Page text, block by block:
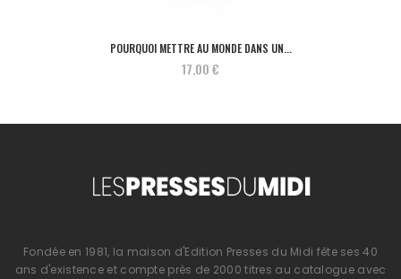
POURQUOI METTRE AU MONDE DANS UN...
17,00 €
Fondée en 1981, la maison d'Edition Presses du Midi fête ses 40
ans d'existence et compte près de 2000 titres au catalogue avec